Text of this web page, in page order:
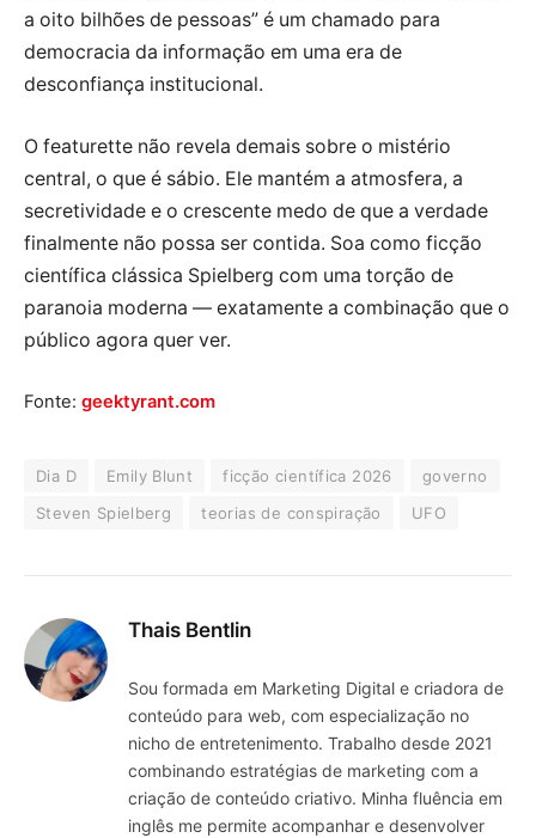
a oito bilhões de pessoas” é um chamado para
democracia da informação em uma era de
desconfiança institucional.
O featurette não revela demais sobre o mistério
central, o que é sábio. Ele mantém a atmosfera, a
secretividade e o crescente medo de que a verdade
finalmente não possa ser contida. Soa como ficção
científica clássica Spielberg com uma torção de
paranoia moderna — exatamente a combinação que o
público agora quer ver.
Fonte: geektyrant.com
Dia D Emily Blunt ficção científica 2026
governo
Steven Spielberg
teorias de conspiração UFO
Thais Bentlin
Sou formada em Marketing Digital e criadora de
conteúdo para web, com especialização no
nicho de entretenimento. Trabalho desde 2021
combinando estratégias de marketing com a
criação de conteúdo criativo. Minha fluência em
inglês me permite acompanhar e desenvolver